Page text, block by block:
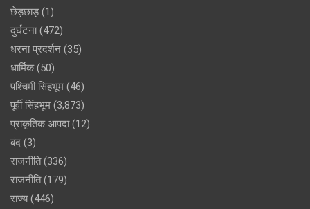
छेड़छाड़(1)
दुर्घटना(472)
धरना प्रदर्शन (35)
धार्मिक(50)
पश्चिमी सिंहभूम (46)
पूर्वी सिंहभूम (3,873)
प्राकृतिक आपदा(12)
बंद (3)
राजनीति(336)
राजनीति(179)
राज्य(446)